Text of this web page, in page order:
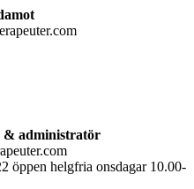
& administratör
öppen helgfria onsdagar 10.00-